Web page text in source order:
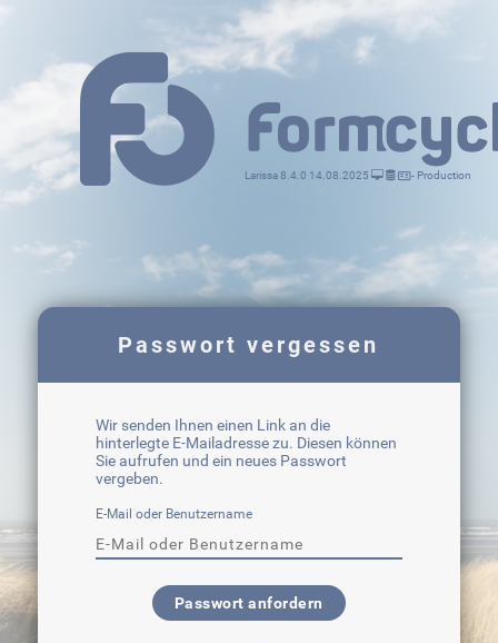
Larissa 8.4.0 14.08.2025 - Production
Passwort vergessen
Wir senden Ihnen einen Link an die
hinterlegte E-Mailadresse zu. Diesen können
Sie aufrufen und ein neues Passwort
vergeben.
E-Mail oder Benutzername
Passwort anfordern